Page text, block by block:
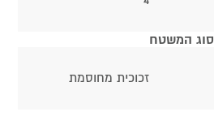
סוג המשטח
זכוכית מחוסמת